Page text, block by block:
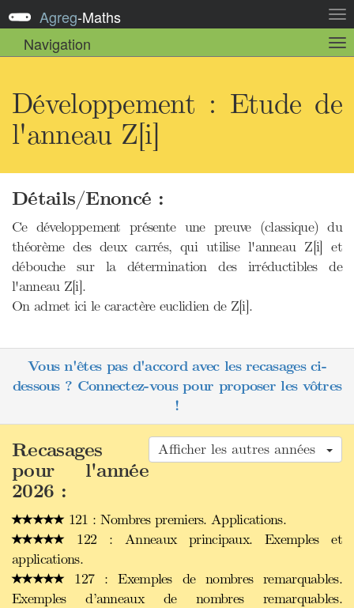
la
Agreg-Maths
Navigation
la
Développement : Etude de
l'anneau Z[i]
Détails/Enoncé :
Ce développement présente une preuve (classique) du
théorème des deux carrés, qui utilise l'anneau Z[i] et
débouche sur la détermination des irréductibles de
l'anneau Z[i].
On admet ici le caractère euclidien de Z[i].
Vous n'êtes pas d'accord avec les recasages ci-
dessous ? Connectez-vous pour proposer les vôtres
!
Afficher les autres années
Recasages
pour l'année
2026 :
121 : Nombres premiers. Applications.
122 : Anneaux principaux. Exemples et
applications.
127 : Exemples de nombres remarquables.
Exemples d’anneaux de nombres remarquables.